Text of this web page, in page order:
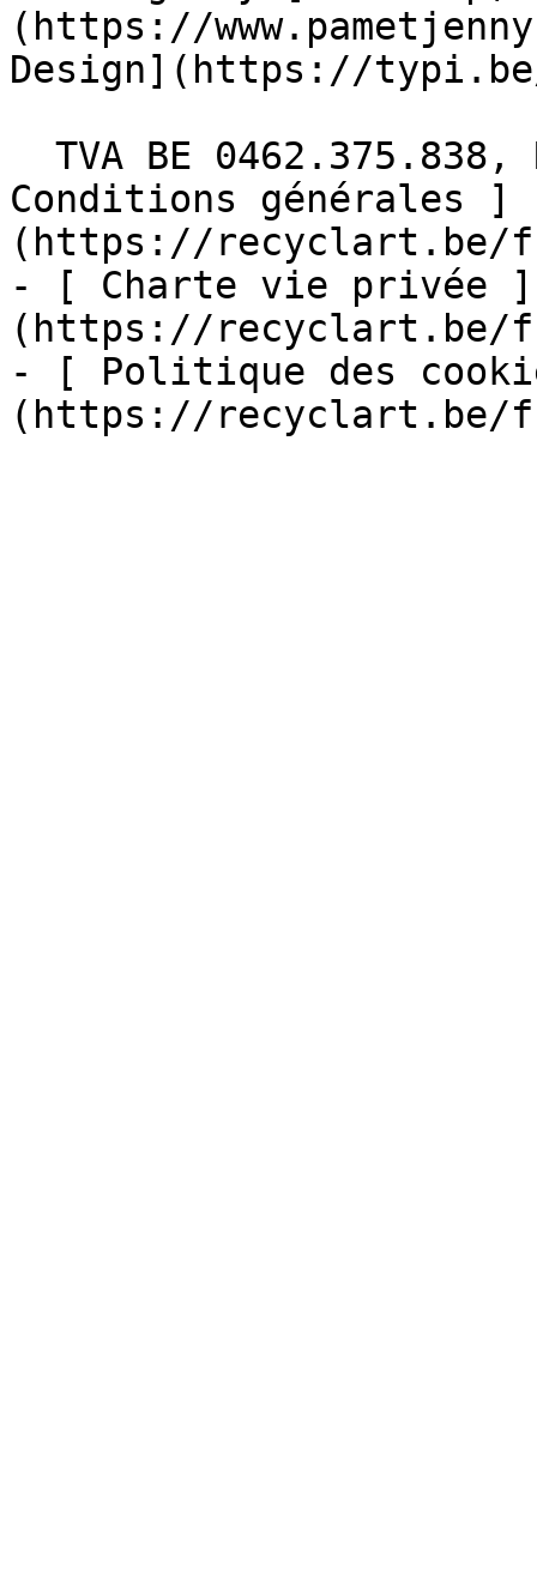
(https://
Design](https://
Conditions générales ]
(https://recyclart.be/
- [ Charte vie privée ]
(https://recyclart.be/
- [ Politique des